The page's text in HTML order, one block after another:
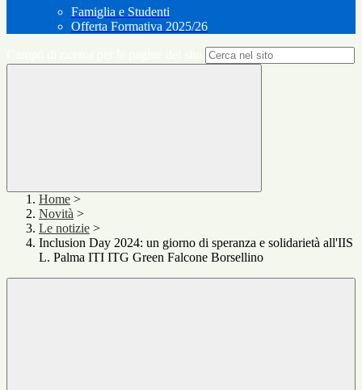
Famiglia e Studenti
Offerta Formativa 2025/26
Home >
Novità >
Le notizie >
Inclusion Day 2024: un giorno di speranza e solidarietà all'IIS
L. Palma ITI ITG Green Falcone Borsellino